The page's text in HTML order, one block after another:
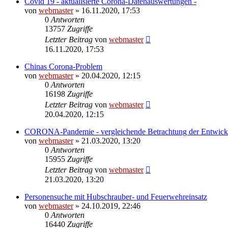
von webmaster» 16.11.2020, 17:53
0 Antworten
13757 Zugriffe
Letzter Beitrag von webmaster
16.11.2020, 17:53
Chinas Corona-Problem
von webmaster» 20.04.2020, 12:15
0 Antworten
16198 Zugriffe
Letzter Beitrag von webmaster
20.04.2020, 12:15
CORONA-Pandemie - vergleichende Betrachtung der
von webmaster» 21.03.2020, 13:20
0 Antworten
15955 Zugriffe
Letzter Beitrag von webmaster
21.03.2020, 13:20
Personensuche mit Hubschrauber- und Feuerwehreinsatz
von webmaster» 24.10.2019, 22:46
0 Antworten
16440 Zugriffe